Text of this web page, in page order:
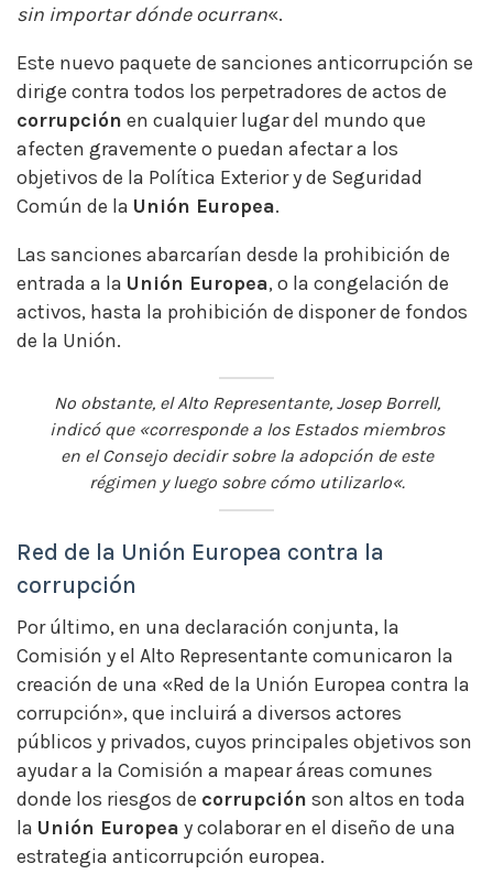
sin importar dónde ocurran«.
Este nuevo paquete de sanciones anticorrupción se
dirige contra todos los perpetradores de actos de
corrupción en cualquier lugar del mundo que
afecten gravemente o puedan afectar a los
objetivos de la Política Exterior y de Seguridad
Común de la Unión Europea.
Las sanciones abarcarían desde la prohibición de
entrada a la Unión Europea, o la congelación de
activos, hasta la prohibición de disponer de fondos
de la Unión.
No obstante, el Alto Representante, Josep Borrell,
indicó que «corresponde a los Estados miembros
en el Consejo decidir sobre la adopción de este
régimen y luego sobre cómo utilizarlo«.
Red de la Unión Europea contra la
corrupción
Por último, en una declaración conjunta, la
Comisión y el Alto Representante comunicaron la
creación de una «Red de la Unión Europea contra la
corrupción», que incluirá a diversos actores
públicos y privados, cuyos principales objetivos son
ayudar a la Comisión a mapear áreas comunes
donde los riesgos de corrupción son altos en toda
la Unión Europea y colaborar en el diseño de una
estrategia anticorrupción europea.